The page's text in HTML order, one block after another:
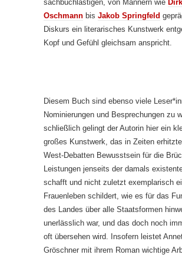
sachbuchlastigen, von Männern wie Dirk
Oschmann bis Jakob Springfeld
Diskurs ein literarisches Kunstwerk
Kopf und Gefühl gleichsam anspricht.
Diesem Buch sind ebenso viele
Nominierungen und Besprechungen zu
schließlich gelingt der Autorin hier ein
großes Kunstwerk, das in Zeiten
West-Debatten Bewusstsein für die
Leistungen jenseits der damals
schafft und nicht zuletzt exemplarisch
Frauenleben schildert, wie es für das
des Landes über alle Staatsformen
unerlässlich war, und das doch noch
oft übersehen wird. Insofern leistet
Gröschner mit ihrem Roman wichtige